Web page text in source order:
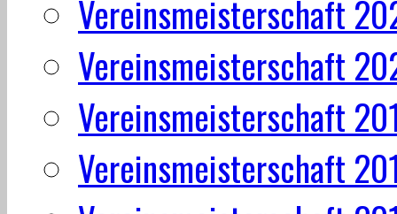
Vereinsmeisterschaft
Vereinsmeisterschaft
Vereinsmeisterschaft
Vereinsmeisterschaft